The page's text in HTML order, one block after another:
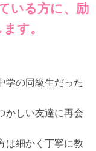
いる方に、励
す。
学の同級生だった
かしい友達に再会
は細かく丁寧に教